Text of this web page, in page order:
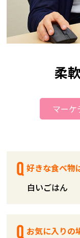
柔
マー
好きな食べ物
白いごはん
お気に入りの